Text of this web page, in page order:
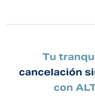
Tu
cancelación
con